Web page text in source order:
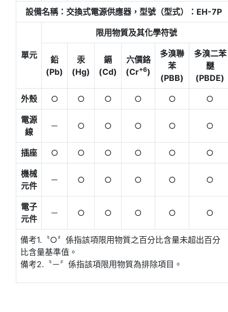
設備名稱：交換式電源供應器，型號（型式）：EH-7P
單元
限用物質及其化學符號
鉛
(Pb)
汞
(Hg)
鎘
(Cd)
六價鉻
(Cr+6)
多溴聯
苯
(PBB)
多溴二苯
醚
(PBDE)
外殼 ○ ○ ○ ○ ○ ○
電源
線
－ ○ ○ ○ ○ ○
插座 ○ ○ ○ ○ ○ ○
機械
元件
－ ○ ○ ○ ○ ○
電子
元件
－ ○ ○ ○ ○ ○
備考1.〝○〞係指該項限用物質之百分比含量未超出百分
比含量基準值。
備考2.〝－〞係指該項限用物質為排除項目。